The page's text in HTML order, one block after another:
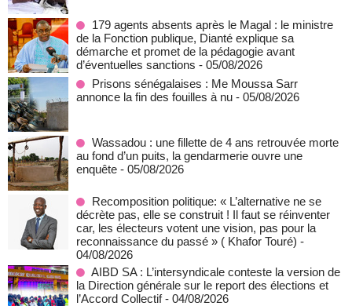
179 agents absents après le Magal : le ministre
de la Fonction publique, Dianté explique sa
démarche et promet de la pédagogie avant
d’éventuelles sanctions - 05/08/2026
Prisons sénégalaises : Me Moussa Sarr
annonce la fin des fouilles à nu - 05/08/2026
Wassadou : une fillette de 4 ans retrouvée morte
au fond d’un puits, la gendarmerie ouvre une
enquête - 05/08/2026
Recomposition politique: « L’alternative ne se
décrète pas, elle se construit ! Il faut se réinventer
car, les électeurs votent une vision, pas pour la
reconnaissance du passé » ( Khafor Touré) -
04/08/2026
AIBD SA : L’intersyndicale conteste la version de
la Direction générale sur le report des élections et
l’Accord Collectif - 04/08/2026